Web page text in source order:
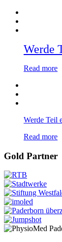
Werde
Read more
Werde Teil
Read more
Gold Partner